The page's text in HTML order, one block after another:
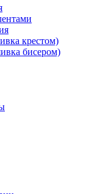
крестом)
бисером)